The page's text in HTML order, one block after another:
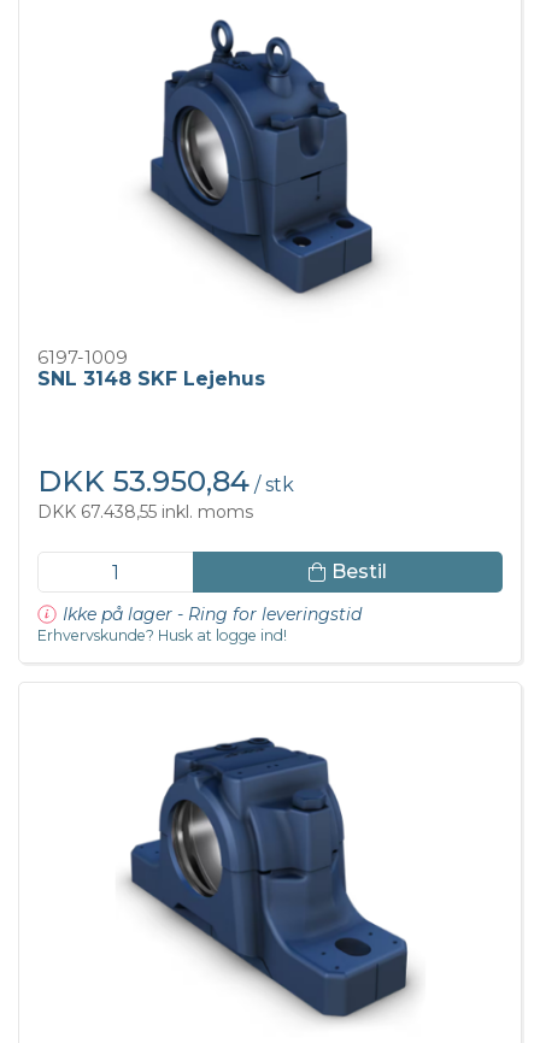
6197-1009
SNL 3148 SKF Lejehus
DKK 53.950,84 / stk
DKK 67.438,55 inkl. moms
Bestil
Ikke på lager - Ring for leveringstid
Erhvervskunde? Husk at logge ind!